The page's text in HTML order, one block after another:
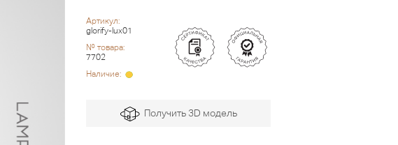
Артикул:
glorify-lux01
№ товара:
7702
Наличие:
Получить 3D модель